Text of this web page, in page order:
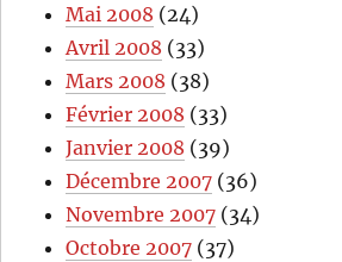
Mai 2008 (24)
Avril 2008 (33)
Mars 2008 (38)
Février 2008 (33)
Janvier 2008 (39)
Décembre 2007 (36)
Novembre 2007 (34)
Octobre 2007 (37)